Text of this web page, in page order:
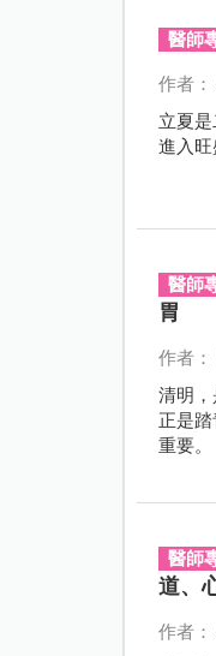
醫師
作者
立夏
進入
醫師
胃
作者
清明
正是
重要。
醫師
道、
作者